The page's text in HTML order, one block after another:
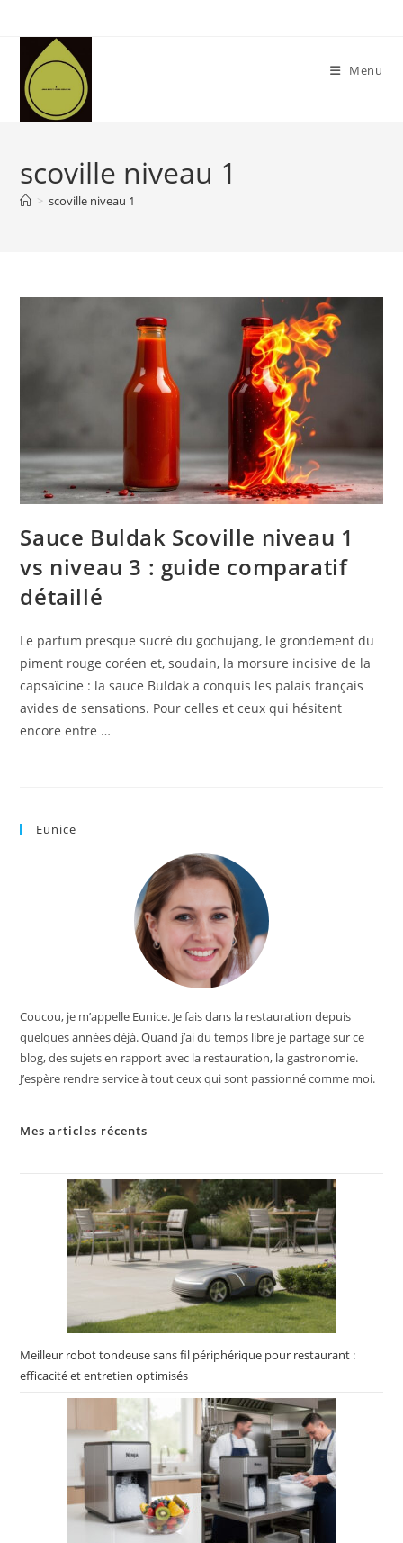
content
Menu
scoville niveau 1
> scoville niveau 1
Sauce Buldak Scoville niveau 1
vs niveau 3 : guide comparatif
détaillé
Le parfum presque sucré du gochujang, le grondement du
piment rouge coréen et, soudain, la morsure incisive de la
capsaïcine : la sauce Buldak a conquis les palais français
avides de sensations. Pour celles et ceux qui hésitent
encore entre …
Eunice
Coucou, je m’appelle Eunice. Je fais dans la restauration depuis
quelques années déjà. Quand j’ai du temps libre je partage sur ce
blog, des sujets en rapport avec la restauration, la gastronomie.
J’espère rendre service à tout ceux qui sont passionné comme moi.
Mes articles récents
Meilleur robot tondeuse sans fil périphérique pour restaurant :
efficacité et entretien optimisés